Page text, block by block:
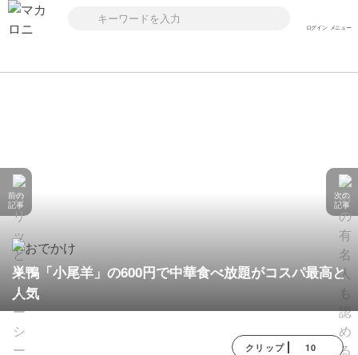
ログイン メニュー
巣鴨「小尾羊」の600円で中華食べ放題がコスパ最高と
人気
前の
記事
次の
記事
クリップ 10